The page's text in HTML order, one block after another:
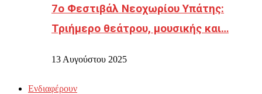
7ο Φεστιβάλ Νεοχωρίου Υπάτης:
Τριήμερο θεάτρου, μουσικής και…
13 Αυγούστου 2025
Ενδιαφέρουν